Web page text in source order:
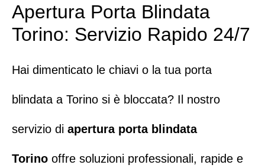
Apertura Porta Blindata
Torino: Servizio Rapido 24/7
Hai dimenticato le chiavi o la tua porta
blindata a Torino si è bloccata? Il nostro
servizio di apertura porta blindata
Torino offre soluzioni professionali, rapide e